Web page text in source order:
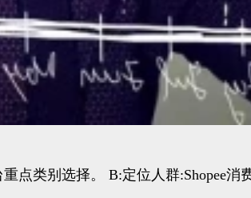
类别选择。 B:定位人群:Shopee